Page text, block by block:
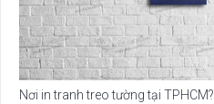
Nơi in tranh treo tường tại TPHCM?